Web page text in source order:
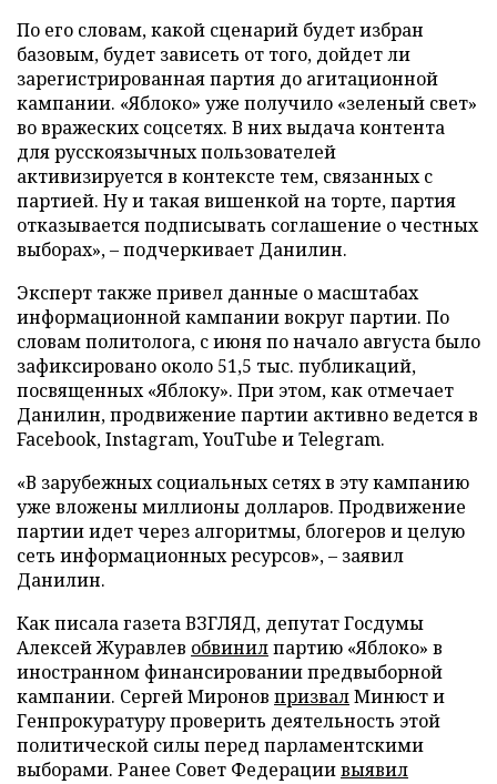
По его словам, какой сценарий будет избран
базовым, будет зависеть от того, дойдет ли
зарегистрированная партия до агитационной
кампании. «Яблоко» уже получило «зеленый свет»
во вражеских соцсетях. В них выдача контента
для русскоязычных пользователей
активизируется в контексте тем, связанных с
партией. Ну и такая вишенкой на торте, партия
отказывается подписывать соглашение о честных
выборах», – подчеркивает Данилин.
Эксперт также привел данные о масштабах
информационной кампании вокруг партии. По
словам политолога, с июня по начало августа было
зафиксировано около 51,5 тыс. публикаций,
посвященных «Яблоку». При этом, как отмечает
Данилин, продвижение партии активно ведется в
Facebook, Instagram, YouTube и Telegram.
«В зарубежных социальных сетях в эту кампанию
уже вложены миллионы долларов. Продвижение
партии идет через алгоритмы, блогеров и целую
сеть информационных ресурсов», – заявил
Данилин.
Как писала газета ВЗГЛЯД, депутат Госдумы
Алексей Журавлев обвинилпартию «Яблоко» в
иностранном финансировании предвыборной
кампании. Сергей Миронов призвалМинюст и
Генпрокуратуру проверить деятельность этой
политической силы перед парламентскими
выборами. Ранее Совет Федерациивыявил